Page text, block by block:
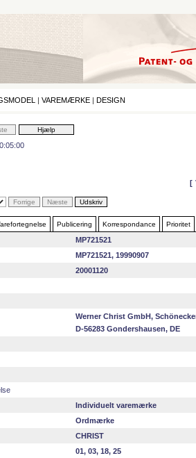
| VAREMÆRKE | DESIGN
Publicering Korrespondance Prioritet
MP721521
MP721521, 19990907
20001120
Werner Christ GmbH,
D-56283 Gondershausen, DE
Individuelt varemærke
Ordmærke
CHRIST
01, 03, 18, 25